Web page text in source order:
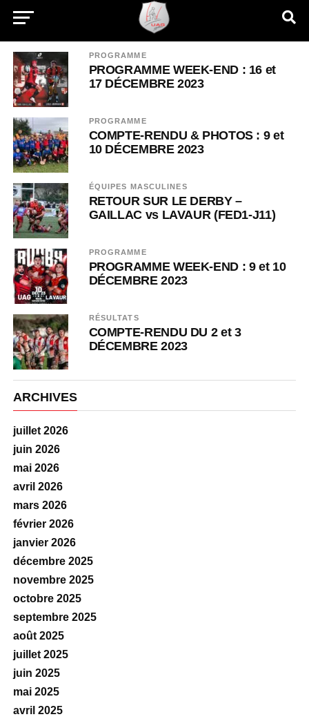
PROGRAMME
PROGRAMME WEEK-END : 16 et
17 DÉCEMBRE 2023
PROGRAMME
COMPTE-RENDU & PHOTOS : 9 et
10 DÉCEMBRE 2023
ÉQUIPES MASCULINES
RETOUR SUR LE DERBY –
GAILLAC vs LAVAUR (FED1-J11)
PROGRAMME
PROGRAMME WEEK-END : 9 et 10
DÉCEMBRE 2023
RÉSULTATS
COMPTE-RENDU DU 2 et 3
DÉCEMBRE 2023
ARCHIVES
juillet 2026
juin 2026
mai 2026
avril 2026
mars 2026
février 2026
janvier 2026
décembre 2025
novembre 2025
octobre 2025
septembre 2025
août 2025
juillet 2025
juin 2025
mai 2025
avril 2025